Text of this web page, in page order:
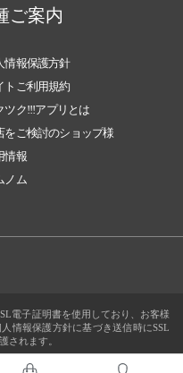
ご案内
情報保護方針
トご利用規約
ツク!!!アプリとは
をご検討のショップ様
情報
ノム
電子証明書を使用しており、お客様
情報保護方針に基づき送信時にSSL
されます。